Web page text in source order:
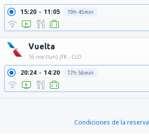
15:20 11:05 19h 45min
Vuelta
16 nov (lun) JFK - CLO
20:24 14:20 17h 56min
Condiciones de la reserva